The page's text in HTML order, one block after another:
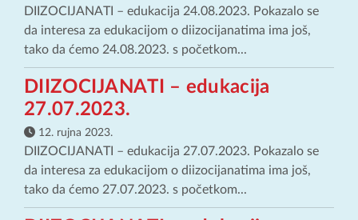
DIIZOCIJANATI – edukacija 24.08.2023. Pokazalo se
da interesa za edukacijom o diizocijanatima ima još,
tako da ćemo 24.08.2023. s početkom...
DIIZOCIJANATI – edukacija
27.07.2023.
12. rujna 2023.
DIIZOCIJANATI – edukacija 27.07.2023. Pokazalo se
da interesa za edukacijom o diizocijanatima ima još,
tako da ćemo 27.07.2023. s početkom...